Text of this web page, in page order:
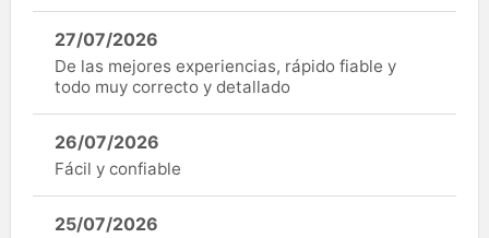
27/07/2026
De las mejores experiencias, rápido fiable y
todo muy correcto y detallado
26/07/2026
Fácil y confiable
25/07/2026